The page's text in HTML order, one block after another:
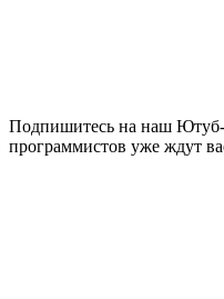
Подпишитесь на наш
программистов уже ждут